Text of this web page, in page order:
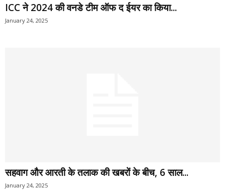
ICC ने 2024 की वनडे टीम ऑफ द ईयर का किया...
January 24, 2025
सहवाग और आरती के तलाक की खबरों के बीच, 6 साल...
January 24, 2025